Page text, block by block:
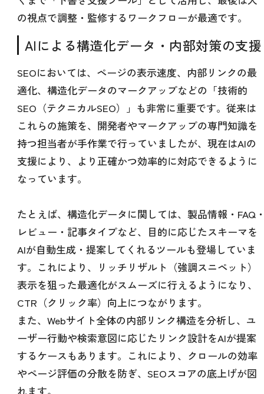
の視点で調整・監修するワークフローが最適です。
AIによる構造化データ・内部対策の支援
SEOにおいては、ページの表示速度、内部リンクの最
適化、構造化データのマークアップなどの「技術的
SEO（テクニカルSEO）」も非常に重要です。従来は
これらの施策を、開発者やマークアップの専門知識を
持つ担当者が手作業で行っていましたが、現在はAIの
支援により、より正確かつ効率的に対応できるように
なっています。
たとえば、構造化データに関しては、製品情報・FAQ
レビュー・記事タイプなど、目的に応じたスキーマを
AIが自動生成・提案してくれるツールも登場していま
す。これにより、リッチリザルト（強調スニペット）
表示を狙った最適化がスムーズに行えるようになり、
CTR（クリック率）向上につながります。
また、Webサイト全体の内部リンク構造を分析し、ユ
ーザー行動や検索意図に応じたリンク設計をAIが提案
するケースもあります。これにより、クロールの効率
やページ評価の分散を防ぎ、SEOスコアの底上げが図
れます。